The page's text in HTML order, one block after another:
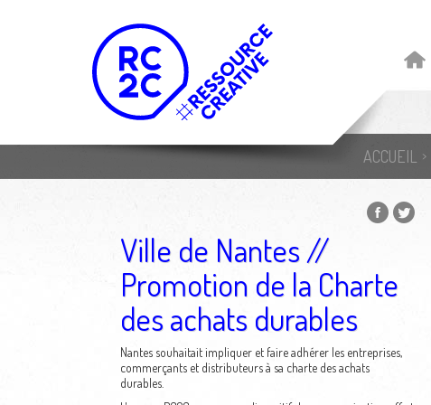
ACCUEIL
Ville de Nantes //
Promotion de la Charte
des achats durables
Nantes souhaitait impliquer et faire adhérer les entreprises,
commerçants et distributeurs à sa charte des achats
durables.